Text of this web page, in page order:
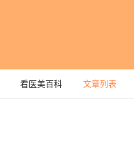
看医美百科 文章列表